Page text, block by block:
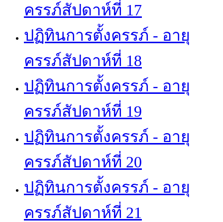
ครรภ์สัปดาห์ที่ 17
ปฏิทินการตั้งครรภ์ - อายุ
ครรภ์สัปดาห์ที่ 18
ปฏิทินการตั้งครรภ์ - อายุ
ครรภ์สัปดาห์ที่ 19
ปฏิทินการตั้งครรภ์ - อายุ
ครรภ์สัปดาห์ที่ 20
ปฏิทินการตั้งครรภ์ - อายุ
ครรภ์สัปดาห์ที่ 21